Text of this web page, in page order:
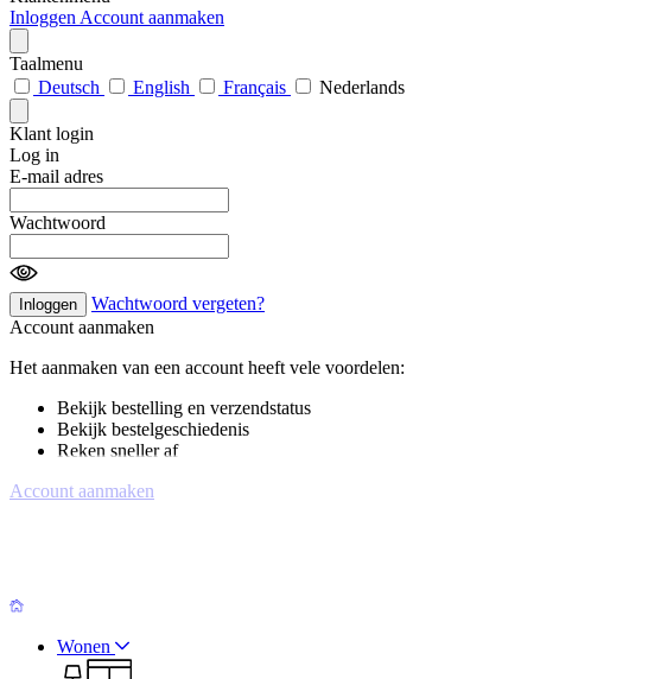
Inloggen Account aanmaken
Taalmenu
Deutsch
English Français Nederlands
Klant login
Log in
E-mail adres
Wachtwoord
Inloggen
Wachtwoord vergeten?
Account aanmaken
Het aanmaken van een account heeft vele voordelen:
Bekijk bestelling en verzendstatus
Bekijk bestelgeschiedenis
Reken sneller af
Account aanmaken
Wonen